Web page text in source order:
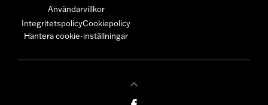
Användarvillkor
IntegritetspolicyCookiepolicy
Hantera cookie-inställningar